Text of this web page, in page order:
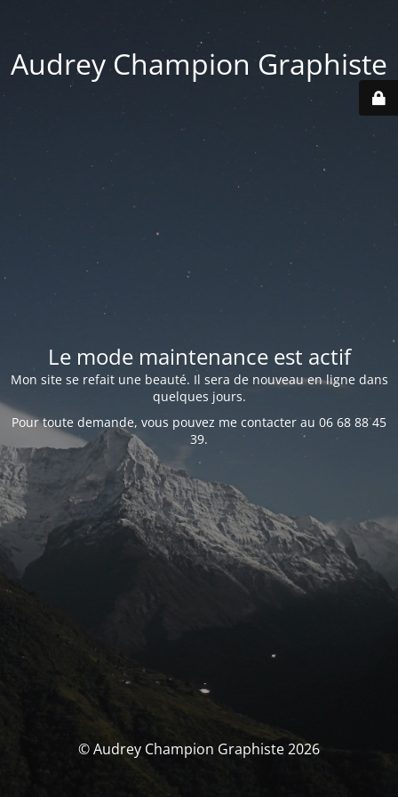
Audrey Champion Graphiste
Le mode maintenance est actif
Mon site se refait une beauté. Il sera de nouveau en ligne dans
quelques jours.
Pour toute demande, vous pouvez me contacter au 06 68 88 45
39.
© Audrey Champion Graphiste 2026